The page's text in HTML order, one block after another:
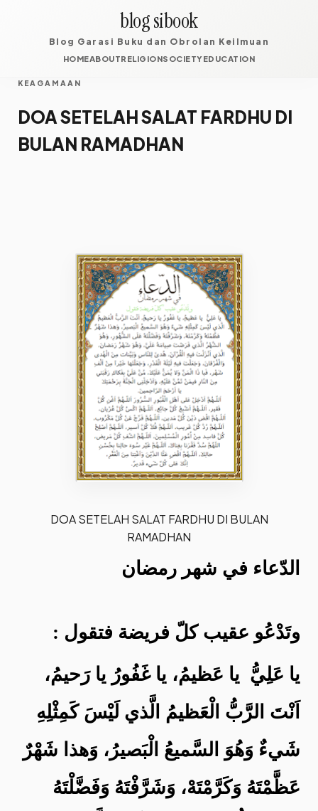
blog sibook
Blog Garasi Buku dan Obrolan Keilmuan
HOMEABOUTRELIGIONSOCIETYEDUCATION
KEAGAMAAN
DOA SETELAH SALAT FARDHU DI
BULAN RAMADHAN
DOA SETELAH SALAT FARDHU DI BULAN
RAMADHAN
الدّعاء في شهر رمضان
وتَدْعُو عقيب كلّ فريضة فتقول :
يا عَلِيُّ يا عَظيمُ، يا غَفُورُ يا رَحيمُ،
اَنْتَ الرَّبُّ الْعَظيمُ الَّذي لَيْسَ كَمِثْلِهِ
شَيءٌ وَهُوَ السَّميعُ الْبَصيرُ، وَهذا شَهْرٌ
عَظَّمْتَهُ وَكَرَّمْتَهْ، وَشَرَّفْتَهُ وَفَضَّلْتَهُ